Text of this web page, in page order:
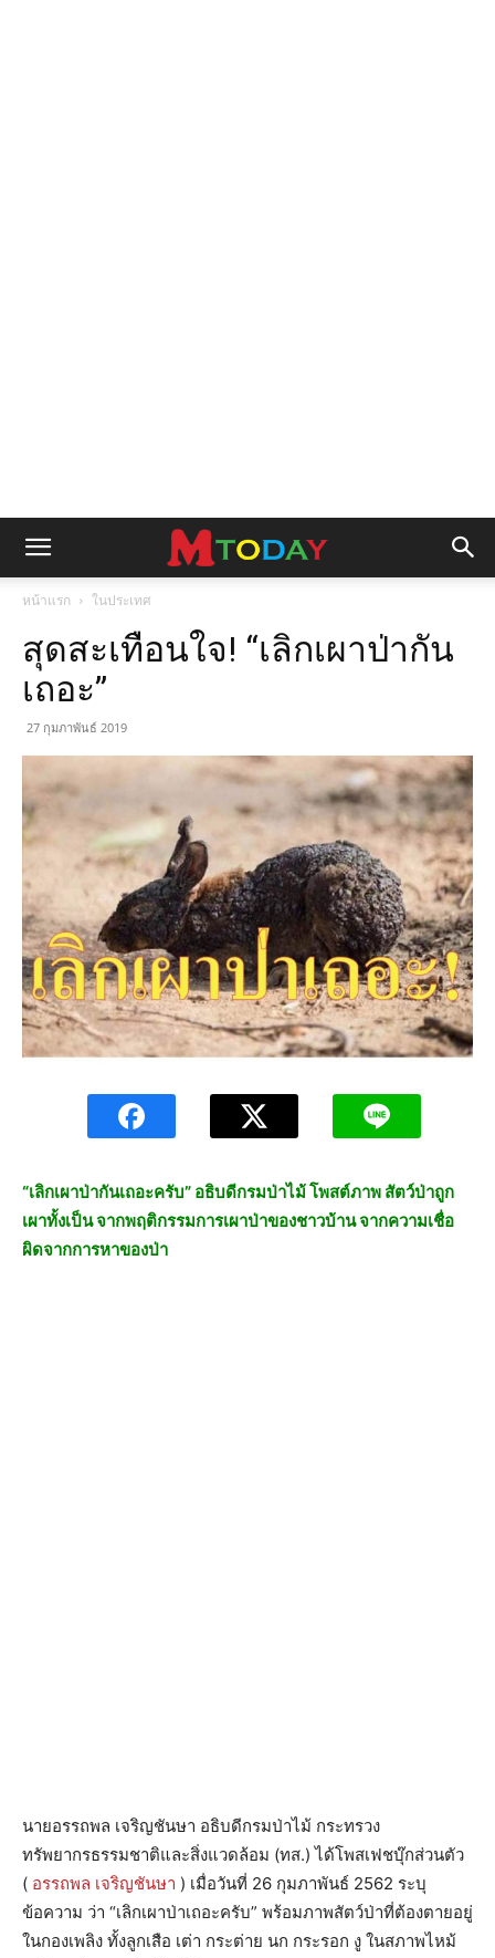
หน้าแรก ในประเทศ
สุดสะเทือนใจ! “เลิกเผาป่ากัน
เถอะ”
27 กุมภาพันธ์ 2019
“เลิกเผาป่ากันเถอะครับ” อธิบดีกรมป่าไม้ โพสต์ภาพ สัตว์ป่าถูก
เผาทั้งเป็น จากพฤติกรรมการเผาป่าของชาวบ้าน จากความเชื่อ
ผิดจากการหาของป่า
นายอรรถพล เจริญชันษา อธิบดีกรมป่าไม้ กระทรวง
ทรัพยากรธรรมชาติและสิ่งแวดล้อม (ทส.) ได้โพสเฟชบุ๊กส่วนตัว
( อรรถพล เจริญชันษา ) เมื่อวันที่ 26 กุมภาพันธ์ 2562 ระบุ
ข้อความ ว่า “เลิกเผาป่าเถอะครับ” พร้อมภาพสัตว์ป่าที่ต้องตายอยู่
ในกองเพลิง ทั้งลูกเสือ เต่า กระต่าย นก กระรอก งู ในสภาพไหม้